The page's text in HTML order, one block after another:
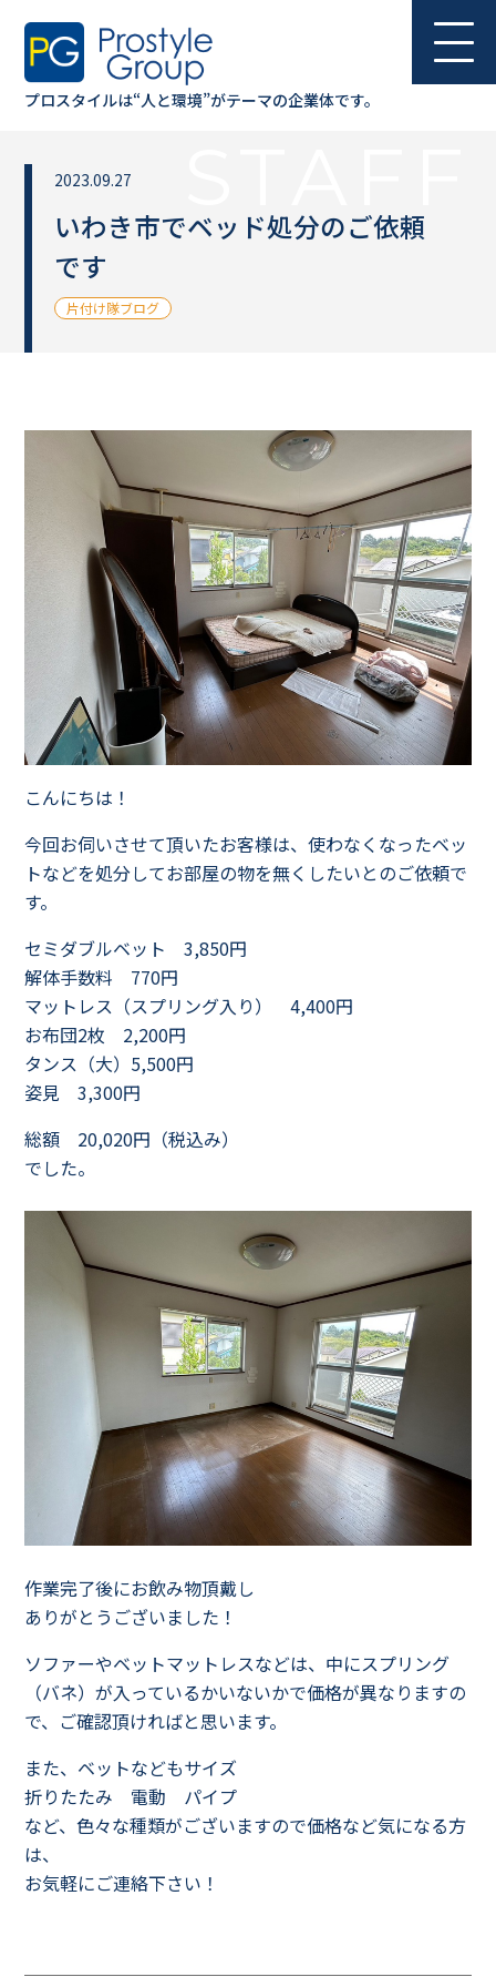
プロスタイルは“人と環境”がテーマの企業体です。
2023.09.27
いわき市でベッド処分のご依頼
です
片付け隊ブログ
こんにちは！
今回お伺いさせて頂いたお客様は、使わなくなったベッ
トなどを処分してお部屋の物を無くしたいとのご依頼で
す。
セミダブルベット 3,850円
解体手数料 770円
マットレス（スプリング入り） 4,400円
お布団2枚 2,200円
タンス（大）5,500円
姿見 3,300円
総額 20,020円（税込み）
でした。
作業完了後にお飲み物頂戴し
ありがとうございました！
ソファーやベットマットレスなどは、中にスプリング
（バネ）が入っているかいないかで価格が異なりますの
で、ご確認頂ければと思います。
また、ベットなどもサイズ
折りたたみ 電動 パイプ
など、色々な種類がございますので価格など気になる方
は、
お気軽にご連絡下さい！